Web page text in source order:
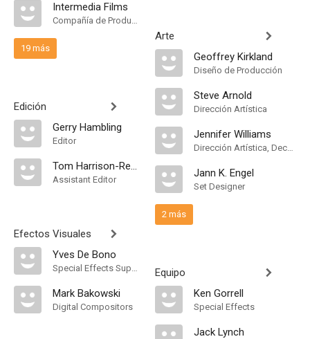
Intermedia Films
Compañía de Produccion
19 más
Edición
Gerry Hambling
Editor
Tom Harrison-Read
Assistant Editor
Efectos Visuales
Yves De Bono
Special Effects Supervisor
Mark Bakowski
Digital Compositors
Arte
Geoffrey Kirkland
Diseño de Producción
Steve Arnold
Dirección Artística
Jennifer Williams
Dirección Artística, Decorados
Jann K. Engel
Set Designer
2 más
Equipo
Ken Gorrell
Special Effects
Jack Lynch